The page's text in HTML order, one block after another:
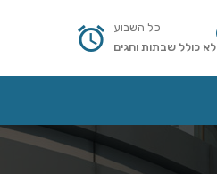
כל השבוע
לא כולל שבתות וחגים